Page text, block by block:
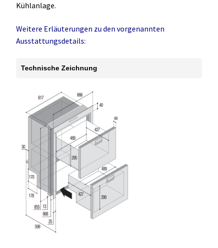
Kühlanlage.
Weitere Erläuterungen zu den vorgenannten
Ausstattungsdetails:
Technische Zeichnung